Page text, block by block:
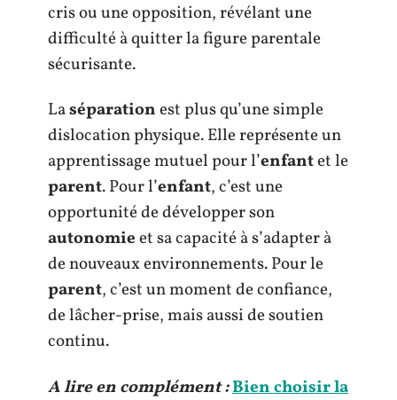
cris ou une opposition, révélant une
difficulté à quitter la figure parentale
sécurisante.
Laséparationest plus qu’une simple
dislocation physique. Elle représente un
apprentissage mutuel pour l’enfantet le
parent. Pour l’enfant, c’est une
opportunité de développer son
autonomieet sa capacité à s’adapter à
de nouveaux environnements. Pour le
parent, c’est un moment de confiance,
de lâcher-prise, mais aussi de soutien
continu.
A lire en complément :Bien choisir la